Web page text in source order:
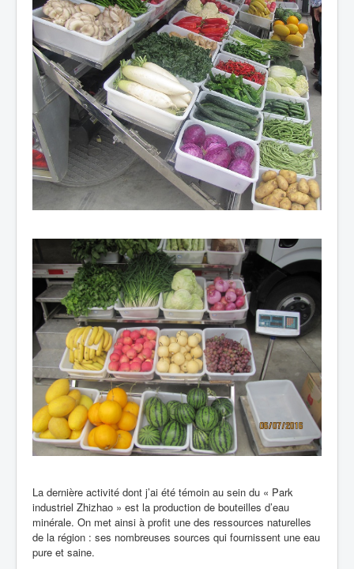
La dernière activité dont j’ai été témoin au sein du « Park
industriel Zhizhao » est la production de bouteilles d’eau
minérale. On met ainsi à profit une des ressources naturelles
de la région : ses nombreuses sources qui fournissent une eau
pure et saine.